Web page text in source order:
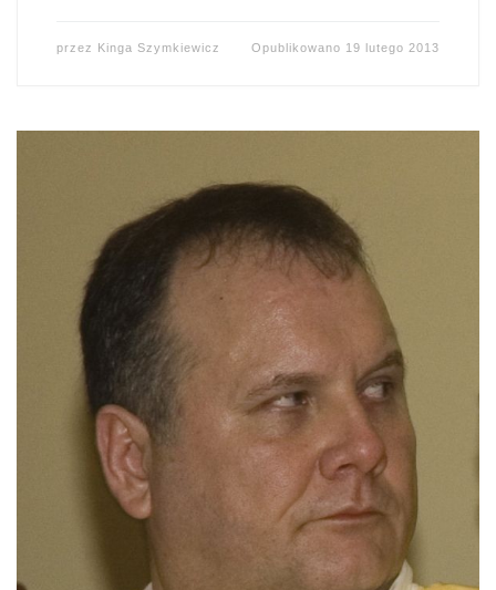
przez Kinga Szymkiewicz Opublikowano 19 lutego 2013